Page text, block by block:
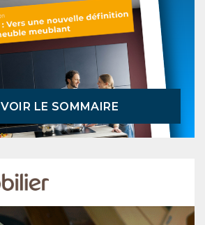
VOIR LE SOMMAIRE